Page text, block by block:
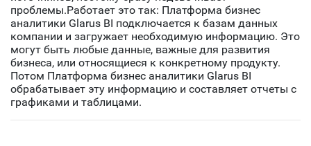
проблемы.Работает это так: Платформа бизнес
аналитики Glarus BI подключается к базам данных
компании и загружает необходимую информацию. Это
могут быть любые данные, важные для развития
бизнеса, или относящиеся к конкретному продукту.
Потом Платформа бизнес аналитики Glarus BI
обрабатывает эту информацию и составляет отчеты с
графиками и таблицами.